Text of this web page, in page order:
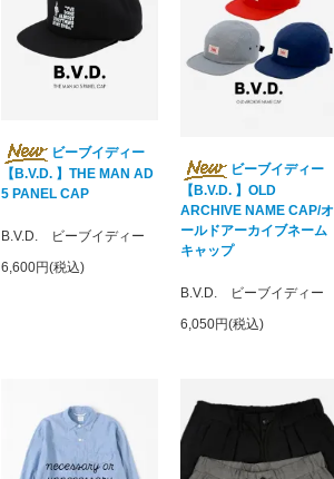
ビーブイディー
【B.V.D. 】THE MAN AD
5 PANEL CAP
B.V.D. ビーブイディー
6,600円(税込)
ビーブイディー
【B.V.D. 】OLD
ARCHIVE NAME CAP/オ
ールドアーカイブネーム
キャップ
B.V.D. ビーブイディー
6,050円(税込)